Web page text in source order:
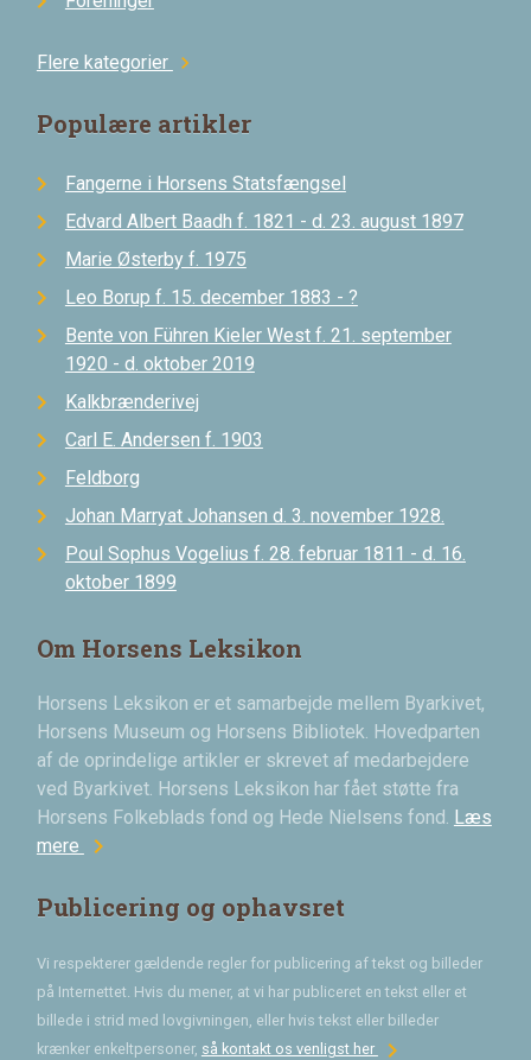
Flere kategorier chevron_right
Populære artikler
Fangerne i Horsens Statsfængsel
Edvard Albert Baadh f. 1821 - d. 23. august 1897
Marie Østerby f. 1975
Leo Borup f. 15. december 1883 - ?
Bente von Führen Kieler West f. 21. september
1920 - d. oktober 2019
Kalkbrænderivej
Carl E. Andersen f. 1903
Feldborg
Johan Marryat Johansen d. 3. november 1928.
Poul Sophus Vogelius f. 28. februar 1811 - d. 16.
oktober 1899
Om Horsens Leksikon
Horsens Leksikon er et samarbejde mellem Byarkivet,
Horsens Museum og Horsens Bibliotek. Hovedparten
af de oprindelige artikler er skrevet af medarbejdere
ved Byarkivet. Horsens Leksikon har fået støtte fra
Horsens Folkeblads fond og Hede Nielsens fond. Læs
mere chevron_right
Publicering og ophavsret
Vi respekterer gældende regler for publicering af tekst og billeder
på Internettet. Hvis du mener, at vi har publiceret en tekst eller et
billede i strid med lovgivningen, eller hvis tekst eller billeder
krænker enkeltpersoner, så kontakt os venligst herchevron_right